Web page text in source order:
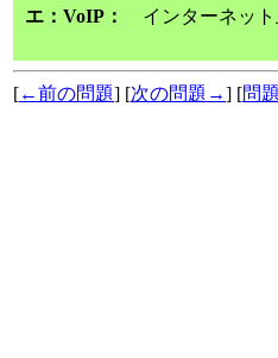
エ：VoIP： インターネット
[←前の問題] [次の問題→] [問